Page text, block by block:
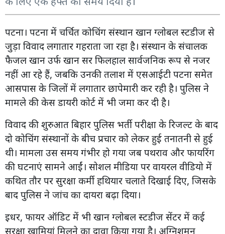
पटना। पटना में चर्चित कोचिंग संस्थान खान ग्लोबल स्टडीज से
जुड़ा विवाद लगातार गहराता जा रहा है। संस्थान के संचालक
फैजल खान उर्फ खान सर फिलहाल सार्वजनिक रूप से नजर
नहीं आ रहे हैं, जबकि उनकी तलाश में एसआईटी पटना समेत
आसपास के जिलों में लगातार छापेमारी कर रही है। पुलिस ने
मामले की केस डायरी कोर्ट में भी जमा कर दी है।
विवाद की शुरुआत बिहार पुलिस भर्ती परीक्षा के रिजल्ट के बाद
दो कोचिंग संस्थानों के बीच प्रचार को लेकर हुई तनातनी से हुई
थी। मामला उस समय गंभीर हो गया जब पथराव और फायरिंग
की घटनाएं सामने आईं। सोशल मीडिया पर वायरल वीडियो में
कथित तौर पर सुरक्षा कर्मी हथियार चलाते दिखाई दिए, जिसके
बाद पुलिस ने जांच का दायरा बढ़ा दिया।
इधर, फायर ऑडिट में भी खान ग्लोबल स्टडीज सेंटर में कई
सुरक्षा खामियां मिलने का दावा किया गया है। अग्निशमन